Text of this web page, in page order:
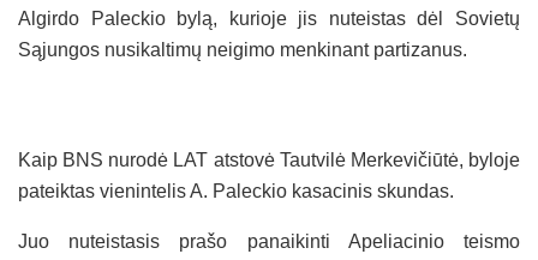
Algirdo Paleckio bylą, kurioje jis nuteistas dėl Sovietų
Sąjungos nusikaltimų neigimo menkinant partizanus.
Kaip BNS nurodė LAT atstovė Tautvilė Merkevičiūtė, byloje
pateiktas vienintelis A. Paleckio kasacinis skundas.
Juo nuteistasis prašo panaikinti Apeliacinio teismo